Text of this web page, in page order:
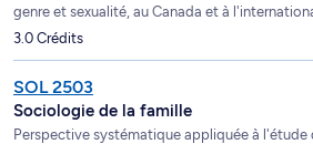
genre et sexualité, au Canada et à
3.0 Crédits
SOL 2503
Sociologie de la famille
Perspective systématique appliquée à l'étude